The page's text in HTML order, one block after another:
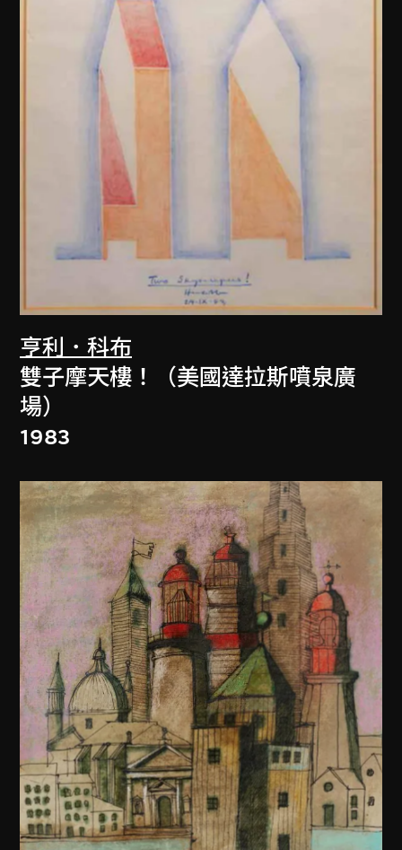
亨利．科布
雙子摩天樓！（美國達拉斯噴泉廣
場）
1983